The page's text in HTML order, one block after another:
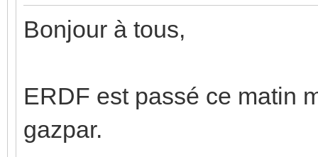
Bonjour à tous,
ERDF est passé ce matin
gazpar.